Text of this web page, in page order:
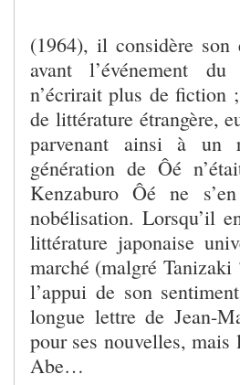
(1964), il considère
avant l’événement
n’écrirait plus de fiction
de littérature étrangère,
parvenant ainsi à un
génération de Ôé
Kenzaburo Ôé ne
nobélisation. Lorsqu’il
littérature japonaise
marché (malgré
l’appui de son
longue lettre de Jean-
pour ses nouvelles,
Abe…